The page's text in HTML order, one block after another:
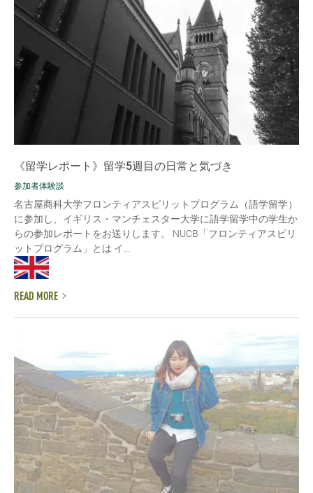
《留学レポート》留学5週目の日常と気づき
参加者体験談
名古屋商科大学フロンティアスピリットプログラム（語学留学）
に参加し、イギリス・マンチェスター大学に語学留学中の学生か
らの参加レポートをお送りします。 NUCB「フロンティアスピリ
ットプログラム」とは イ...
READ MORE